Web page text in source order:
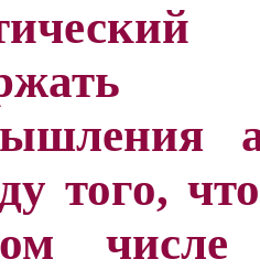
того,
числе